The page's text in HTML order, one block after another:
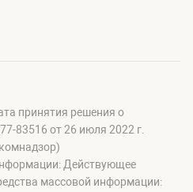
принятия решения о
83516 от 26 июля 2022 г.
Действующее
массовой информации: